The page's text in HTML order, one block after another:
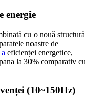
energie
cu o nouă structură
noastre de
a eficienței energetice,
la 30% comparativ cu
(10~150Hz)